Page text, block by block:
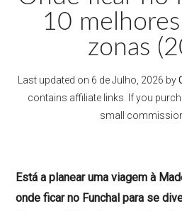
10
zonas
Last updated on 6 de Julho, 2026 by
contains affiliate links. If you
small
Está a planear uma viagem à
onde ficar no Funchal para se